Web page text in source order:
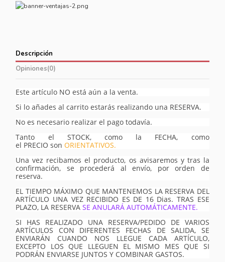
Descripción
Opiniones(0)
Este artículo NO está aún a la venta.
Si lo añades al carrito estarás realizando una RESERVA.
No es necesario realizar el pago todavía.
Tanto el STOCK, como la FECHA, como
el PRECIO sonORIENTATIVOS.
Una vez recibamos el producto, os avisaremos y tras la
confirmación, se procederá al envío, por orden de
reserva.
EL TIEMPO MÁXIMO QUE MANTENEMOS LA RESERVA DEL
ARTÍCULO UNA VEZ RECIBIDO ES DE 16 Dias. TRAS ESE
PLAZO, LA RESERVA SE ANULARÁ AUTOMÁTICAMENTE.
SI HAS REALIZADO UNA RESERVA/PEDIDO DE VARIOS
ARTÍCULOS CON DIFERENTES FECHAS DE SALIDA, SE
ENVIARÁN CUANDO NOS LLEGUE CADA ARTÍCULO,
EXCEPTO LOS QUE LLEGUEN EL MISMO MES QUE SI
PODRÁN ENVIARSE JUNTOS Y COMBINAR GASTOS.